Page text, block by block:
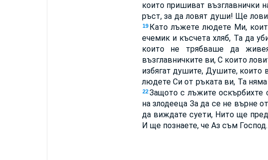
които пришиват възглавнички
ръст, за да ловят души! Ще
19 Като лъжете людете Ми,
ечемик и късчета хляб, Та да
които не трябваше да
възглавничките ви, С които
избягат душите, Душите, които
людете Си от ръката ви, Та
22 Защото с лъжите оскърбихте
на злодееца За да се не върне
да виждате суети, Нито ще
И ще познаете, че Аз съм Господ.